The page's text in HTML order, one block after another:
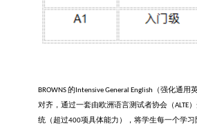
BROWNS的 Intensive General English （强化通用
对齐，通过一套由欧洲语言测试者协会（ALTE
统（超过400项具体能力），将学生每一个学